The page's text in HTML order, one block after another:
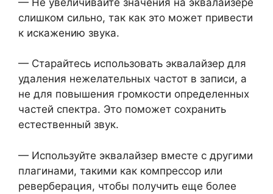
слишком сильно, так как это может привести
к искажению звука.
— Старайтесь использовать эквалайзер для
удаления нежелательных частот в записи, а
не для повышения громкости определенных
частей спектра. Это поможет сохранить
естественный звук.
— Используйте эквалайзер вместе с другими
плагинами, такими как компрессор или
реверберация, чтобы получить еще более